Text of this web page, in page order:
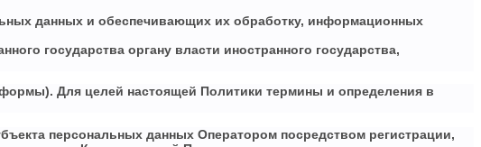
данных и обеспечивающих их обработку, информационных
государства органу власти иностранного государства,
Для целей настоящей Политики термины и определения в
персональных данных Оператором посредством регистрации,